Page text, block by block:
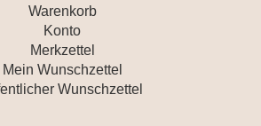
Warenkorb
Konto
Merkzettel
Mein Wunschzettel
Wunschzettel